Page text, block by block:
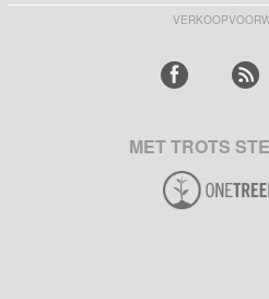
MET TROTS